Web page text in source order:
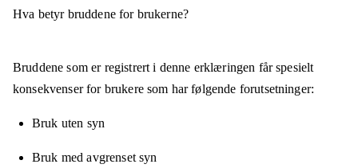
Hva betyr bruddene for brukerne?
Bruddene som er registrert i denne erklæringen får spesielt
konsekvenser for brukere som har følgende forutsetninger:
Bruk uten syn
Bruk med avgrenset syn